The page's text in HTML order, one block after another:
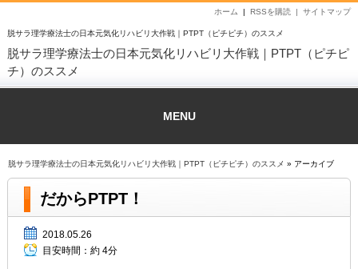
脱サラ理学療法士の日本元気化リハビリ大作戦｜PTPT（ピチピチ）のススメ
サイトマップ
RSSを購読 |
ホーム |
脱サラ理学療法士の日本元気化リハビリ大作戦｜PTPT（ピチピ
チ）のススメ
MENU
脱サラ理学療法士の日本元気化リハビリ大作戦｜PTPT（ピチピチ）のススメ » アーカイブ
だからPTPT！
2018.05.26
目安時間： 約 4分